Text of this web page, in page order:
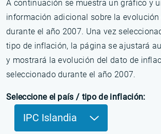
A continuación se muestra un gráfico y
información adicional sobre la
durante el año 2007. Una vez
tipo de inflación, la página se ajustará
y mostrará la evolución del dato de
seleccionado durante el año 2007.
Seleccione el país / tipo de inflación:
IPC Islandia